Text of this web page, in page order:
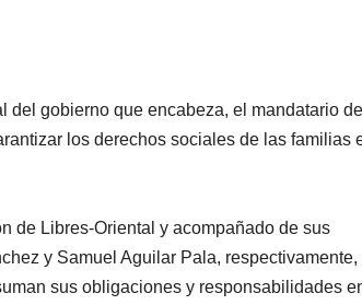
del gobierno que encabeza, el mandatario de
los derechos sociales de las familias
de Libres-Oriental y acompañado de sus
y Samuel Aguilar Pala, respectivamente,
sus obligaciones y responsabilidades